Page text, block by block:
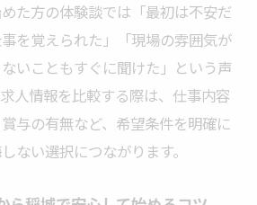
た方の体験談では「最初は不安だ
を覚えられた」「現場の雰囲気が
いこともすぐに聞けた」という声
人情報を比較する際は、仕事内容
与の有無など、希望条件を明確に
ない選択につながります。